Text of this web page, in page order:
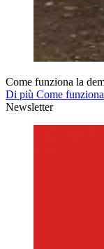
Come funziona la
Di più Come
Newsletter